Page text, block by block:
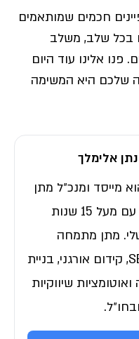
חכמים שמותאמים
בכל שלב, משלב
פנו אלינו עוד היום
שלכם היא המשימה
אלימלך
מייסד ומנכ״ל מתן
נתן אלימלך בע״מ, עם מעל 15 שנות
מתן מתמחה
בקידום ממומן, SEO, קידום אורגני, בניית
שיווקיות